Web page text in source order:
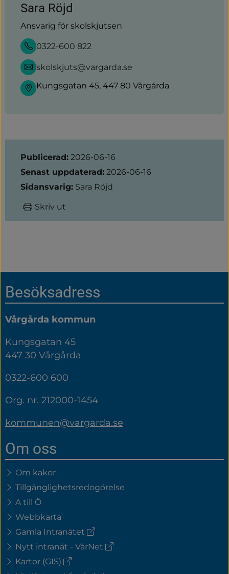
Sara Röjd
Ansvarig för skolskjutsen
0322-600 822
skolskjuts@vargarda.se
Kungsgatan 45, 447 80 Vårgårda
Sidinformation
Publicerad: 2026-06-16
Senast uppdaterad: 2026-06-16
Sidansvarig: Sara Röjd
Skriv ut
Sidfot
Besöksadress
Vårgårda kommun
Kungsgatan 45
447 30 Vårgårda
0322-600 600
Org. nr. 212000-1454
kommunen@vargarda.se
Om oss
Om kakor
Tillgänglighetsredogörelse
A till Ö
Webbkarta
Gamla Intranätet (extern
länk)
Nytt intranät - VårNet (extern
Kartor (GIS) (extern
länk)